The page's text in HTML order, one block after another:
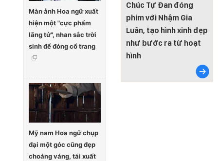
Chúc Tự Đan đóng
phim với Nhậm Gia
Luân, tạo hình xinh đẹp
như bước ra từ hoạt
hình
Màn ảnh Hoa ngữ xuất
hiện một "cực phẩm
lãng tử", nhan sắc trời
sinh để đóng cổ trang
Mỹ nam Hoa ngữ chụp
đại một góc cũng đẹp
choáng váng, tái xuất